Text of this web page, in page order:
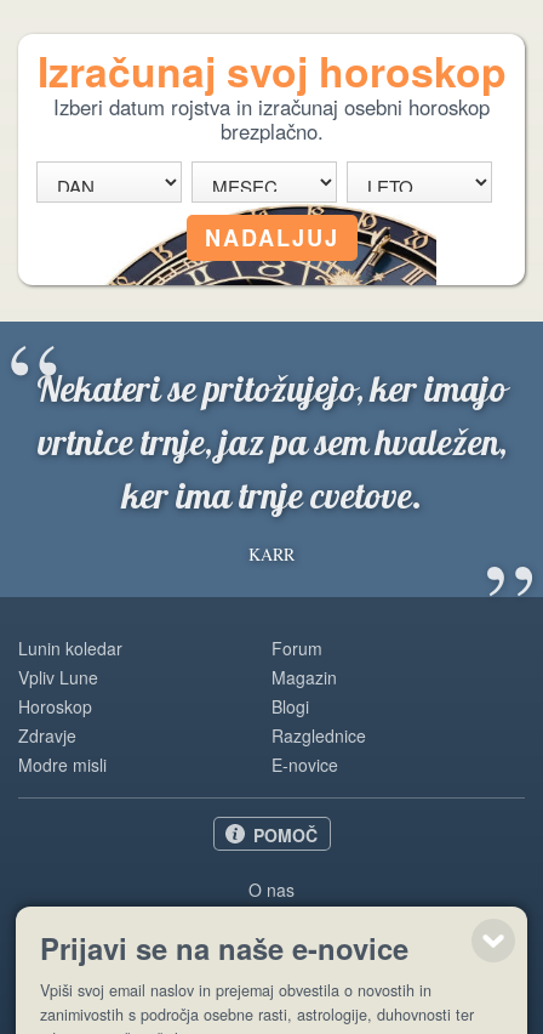
Izračunaj svoj horoskop
Izberi datum rojstva in izračunaj osebni horoskop
brezplačno.
Nekateri se pritožujejo, ker imajo
vrtnice trnje, jaz pa sem hvaležen,
ker ima trnje cvetove.
KARR ”
“
Lunin koledar
Vpliv Lune
Horoskop
Zdravje
Modre misli
Forum
Magazin
Blogi
Razglednice
E-novice
POMOČ
O nas
Pogoji uporabe
Pošlji stran
Prijavi se na naše e-novice
Vpiši svoj email naslov in prejemaj obvestila o novostih in
zanimivostih s področja osebne rasti, astrologije, duhovnosti ter